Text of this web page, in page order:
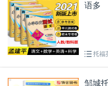
语多
托福
邹城